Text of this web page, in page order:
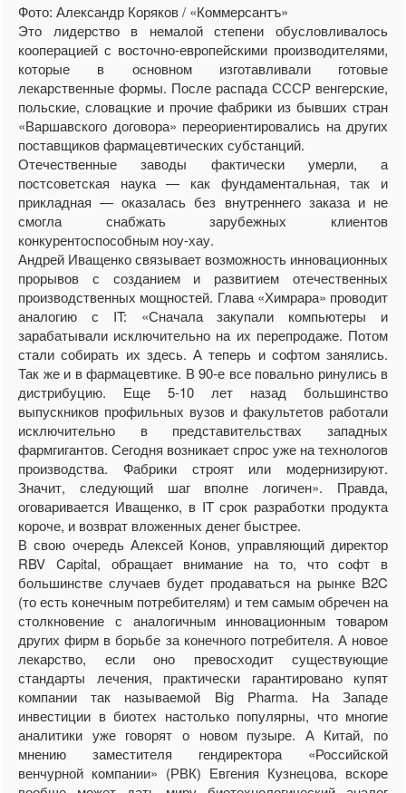
Фото: Александр Коряков / «Коммерсантъ»
Это лидерство в немалой степени обусловливалось
кооперацией с восточно-европейскими производителями,
которые в основном изготавливали готовые
лекарственные формы. После распада СССР венгерские,
польские, словацкие и прочие фабрики из бывших стран
«Варшавского договора» переориентировались на других
поставщиков фармацевтических субстанций.
Отечественные заводы фактически умерли, а
постсоветская наука — как фундаментальная, так и
прикладная — оказалась без внутреннего заказа и не
смогла снабжать зарубежных клиентов
конкурентоспособным ноу-хау.
Андрей Иващенко связывает возможность инновационных
прорывов с созданием и развитием отечественных
производственных мощностей. Глава «Химрара» проводит
аналогию с IT: «Сначала закупали компьютеры и
зарабатывали исключительно на их перепродаже. Потом
стали собирать их здесь. А теперь и софтом занялись.
Так же и в фармацевтике. В 90-е все повально ринулись в
дистрибуцию. Еще 5-10 лет назад большинство
выпускников профильных вузов и факультетов работали
исключительно в представительствах западных
фармгигантов. Сегодня возникает спрос уже на технологов
производства. Фабрики строят или модернизируют.
Значит, следующий шаг вполне логичен». Правда,
оговаривается Иващенко, в IT срок разработки продукта
короче, и возврат вложенных денег быстрее.
В свою очередь Алексей Конов, управляющий директор
RBV Capital, обращает внимание на то, что софт в
большинстве случаев будет продаваться на рынке B2C
(то есть конечным потребителям) и тем самым обречен на
столкновение с аналогичным инновационным товаром
других фирм в борьбе за конечного потребителя. А новое
лекарство, если оно превосходит существующие
стандарты лечения, практически гарантировано купят
компании так называемой Big Pharma. На Западе
инвестиции в биотех настолько популярны, что многие
аналитики уже говорят о новом пузыре. А Китай, по
мнению заместителя гендиректора «Российской
венчурной компании» (РВК) Евгения Кузнецова, вскоре